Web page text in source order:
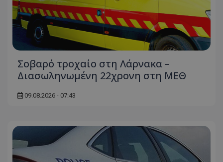
Σοβαρό τροχαίο στη Λάρνακα –
Διασωληνωμένη 22χρονη στη ΜΕΘ
09.08.2026 - 07:43